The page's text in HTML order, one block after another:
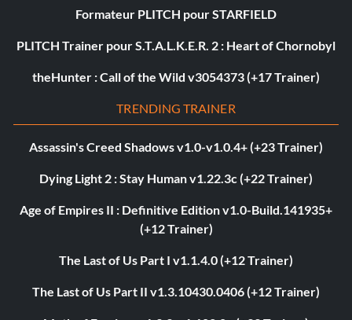
Formateur PLITCH pour STARFIELD
PLITCH Trainer pour S.T.A.L.K.E.R. 2 : Heart of Chornobyl
theHunter : Call of the Wild v3054373 (+17 Trainer)
TRENDING TRAINER
Assassin's Creed Shadows v1.0-v1.0.4+ (+23 Trainer)
Dying Light 2 : Stay Human v1.22.3c (+22 Trainer)
Age of Empires II : Definitive Edition v1.0-Build.141935+
(+12 Trainer)
The Last of Us Part I v1.1.4.0 (+12 Trainer)
The Last of Us Part II v1.3.10430.0406 (+12 Trainer)